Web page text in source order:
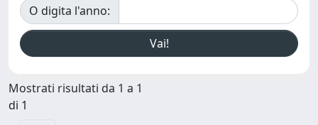
O digita l'anno:
Mostrati risultati da 1 a 1
di 1